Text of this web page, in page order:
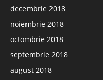
decembrie 2018
noiembrie 2018
octombrie 2018
septembrie 2018
august 2018